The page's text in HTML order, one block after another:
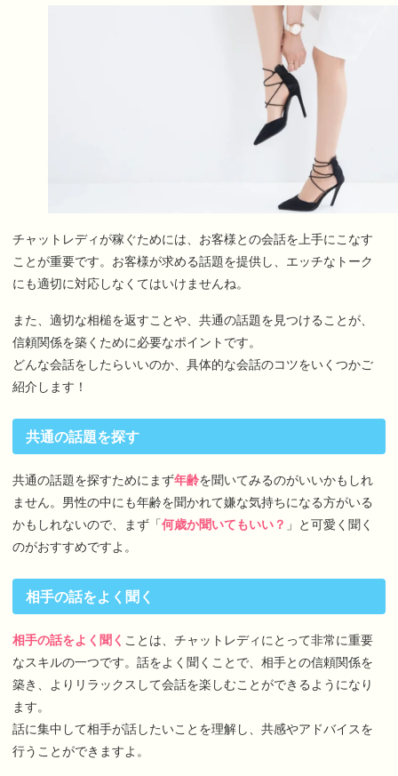
チャットレディが稼ぐためには、お客様との会話を上手にこなす
ことが重要です。お客様が求める話題を提供し、エッチなトーク
にも適切に対応しなくてはいけませんね。
また、適切な相槌を返すことや、共通の話題を見つけることが、
信頼関係を築くために必要なポイントです。
どんな会話をしたらいいのか、具体的な会話のコツをいくつかご
紹介します！
共通の話題を探す
共通の話題を探すためにまず年齢を聞いてみるのがいいかもしれ
ません。男性の中にも年齢を聞かれて嫌な気持ちになる方がいる
かもしれないので、まず「何歳か聞いてもいい？ 」と可愛く聞く
のがおすすめですよ。
相手の話をよく聞く
相手の話をよく聞く ことは、チャットレディにとって非常に重要
なスキルの一つです。話をよく聞くことで、相手との信頼関係を
築き、よりリラックスして会話を楽しむことができるようになり
ます。
話に集中して相手が話したいことを理解し、共感やアドバイスを
行うことができますよ。